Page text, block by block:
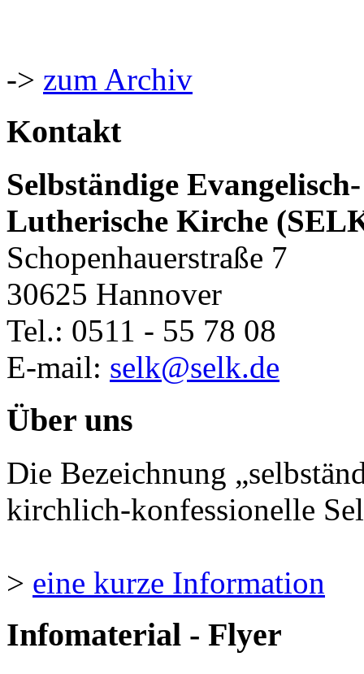
-> zum Archiv
Kontakt
Selbständige Evangelisch-
Lutherische Kirche
Schopenhauerstraße 7
30625 Hannover
Tel.: 0511 - 55 78 08
E-mail: selk@selk.de
Über uns
Die Bezeichnung
kirchlich-konfessionelle
> eine kurze Information
Infomaterial - Flyer